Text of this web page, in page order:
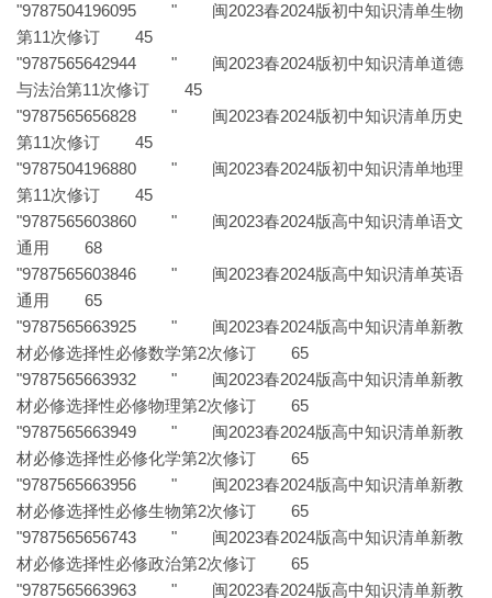
"9787504196095 " 闽2023春2024版初中知识清单生物
第11次修订 45
"9787565642944 " 闽2023春2024版初中知识清单道德
与法治第11次修订 45
"9787565656828 " 闽2023春2024版初中知识清单历史
第11次修订 45
"9787504196880 " 闽2023春2024版初中知识清单地理
第11次修订 45
"9787565603860 " 闽2023春2024版高中知识清单语文
通用 68
"9787565603846 " 闽2023春2024版高中知识清单英语
通用 65
"9787565663925 " 闽2023春2024版高中知识清单新教
材必修选择性必修数学第2次修订 65
"9787565663932 " 闽2023春2024版高中知识清单新教
材必修选择性必修物理第2次修订 65
"9787565663949 " 闽2023春2024版高中知识清单新教
材必修选择性必修化学第2次修订 65
"9787565663956 " 闽2023春2024版高中知识清单新教
材必修选择性必修生物第2次修订 65
"9787565656743 " 闽2023春2024版高中知识清单新教
材必修选择性必修政治第2次修订 65
"9787565663963 " 闽2023春2024版高中知识清单新教